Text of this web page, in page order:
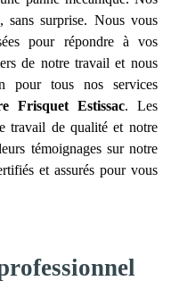
sans surprise. Nous vous
pour répondre à vos
de notre travail et nous
pour tous nos services
Frisquet Estissac. Les
travail de qualité et notre
témoignages sur notre
et assurés pour vous